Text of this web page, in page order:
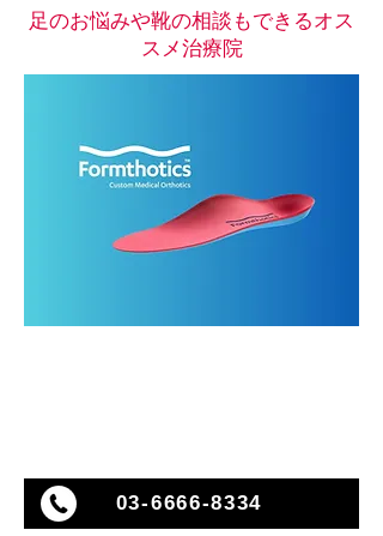
足のお悩みや靴の相談もできるオス
スメ治療院
03-6666-8334